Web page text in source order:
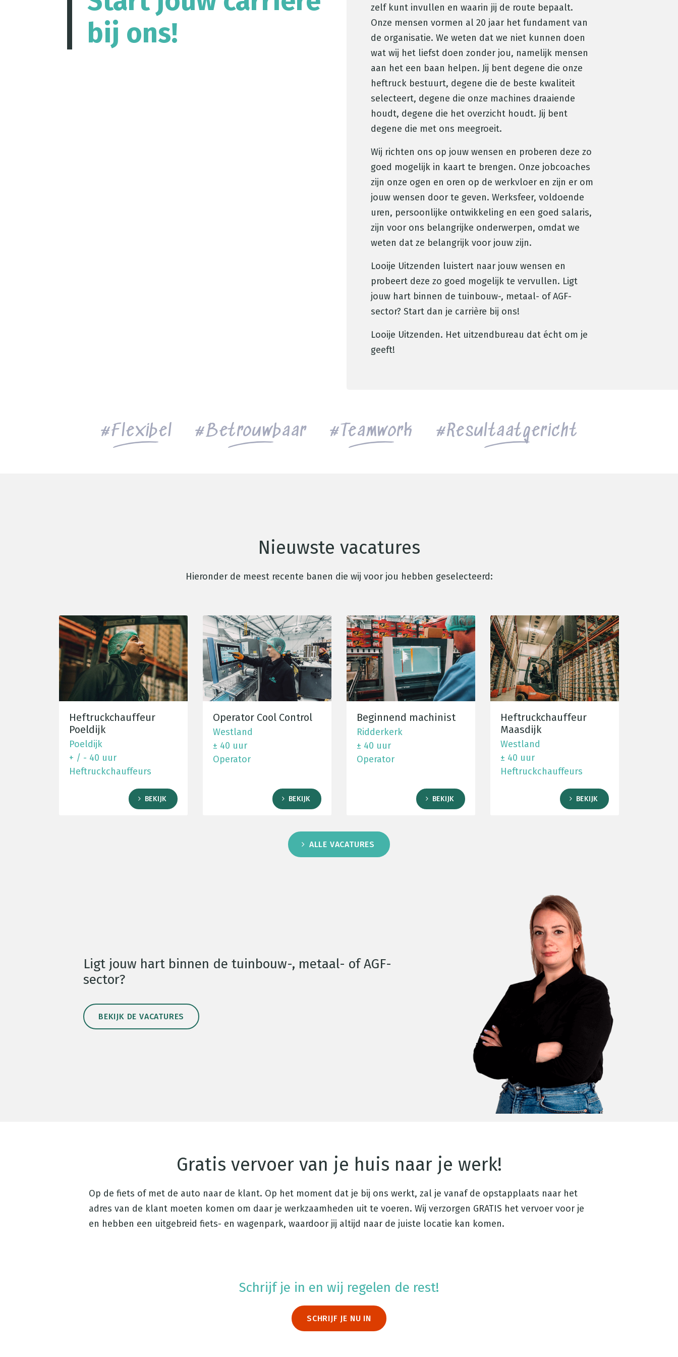
bij ons!
zelf kunt invullen en waarin jij de route bepaalt.
Onze mensen vormen al 20 jaar het fundament van
de organisatie. We weten dat we niet kunnen doen
wat wij het liefst doen zonder jou, namelijk mensen
aan het een baan helpen. Jij bent degene die onze
heftruck bestuurt, degene die de beste kwaliteit
selecteert, degene die onze machines draaiende
houdt, degene die het overzicht houdt. Jij bent
degene die met ons meegroeit.
Wij richten ons op jouw wensen en proberen deze zo
goed mogelijk in kaart te brengen. Onze jobcoaches
zijn onze ogen en oren op de werkvloer en zijn er om
jouw wensen door te geven. Werksfeer, voldoende
uren, persoonlijke ontwikkeling en een goed salaris,
zijn voor ons belangrijke onderwerpen, omdat we
weten dat ze belangrijk voor jouw zijn.
Looije Uitzenden luistert naar jouw wensen en
probeert deze zo goed mogelijk te vervullen. Ligt
jouw hart binnen de tuinbouw-, metaal- of AGF-
sector? Start dan je carrière bij ons!
Looije Uitzenden. Het uitzendbureau dat écht om je
geeft!
Flexibel Betrouwbaar Teamwork Resultaatgericht
Nieuwste vacatures
Hieronder de meest recente banen die wij voor jou hebben geselecteerd:
Heftruckchauffeur
Poeldijk
Poeldijk
+ / - 40 uur
Heftruckchauffeurs
BEKIJK
Operator Cool Control
Westland
± 40 uur
Operator
BEKIJK
Beginnend machinist
Ridderkerk
± 40 uur
Operator
BEKIJK
Heftruckchauffeur
Maasdijk
Westland
± 40 uur
Heftruckchauffeurs
BEKIJK
ALLE VACATURES
Ligt jouw hart binnen de tuinbouw-, metaal- of AGF-
sector?
BEKIJK DE VACATURES
Gratis vervoer van je huis naar je werk!
Op de fiets of met de auto naar de klant. Op het moment dat je bij ons werkt, zal je vanaf de opstapplaats naar het
adres van de klant moeten komen om daar je werkzaamheden uit te voeren. Wij verzorgen GRATIS het vervoer voor je
en hebben een uitgebreid fiets- en wagenpark, waardoor jij altijd naar de juiste locatie kan komen.
Schrijf je in en wij regelen de rest!
SCHRIJF JE NU IN